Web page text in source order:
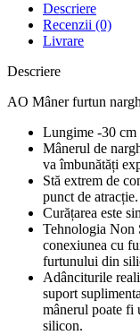
Descriere
Recenzii (0)
Livrare
Descriere
AO Mâner furtun
Lungime -30 cm
Mânerul de
va îmbunătăți
Stă extrem de
punct de atracție.
Curățarea este
Tehnologia Non
conexiunea cu
furtunului din
Adânciturile
suport
mânerul poate fi
silicon.